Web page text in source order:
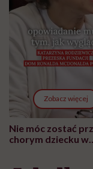
Zobacz więcej
Nie móc zostać
chorym dziecku w